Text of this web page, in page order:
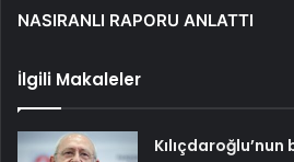
NASIRANLI RAPORU ANLATTI
İlgili Makaleler
Kılıçdaroğlu’nun